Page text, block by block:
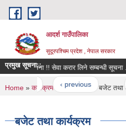
Skip to main content
आदर्श गाउँपालिका
सुदूरपश्चिम प्रदेश , नेपाल सरकार
प्रमुख सूचना::सूचना ! ! सूचना !! सेवा करार लिने सम्बन्धी सूचना . ....
« first ‹ previous … 25
You are here
Home » कार्यक्रम तथा परियोजना» बजेट तथा
बजेट तथा कार्यक्रम